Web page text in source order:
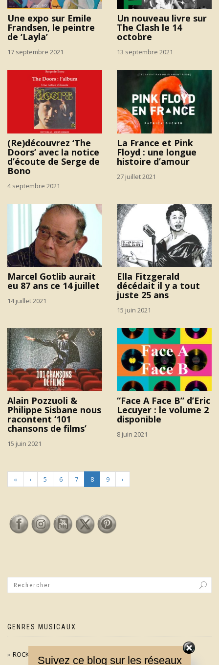
Une expo sur Emile
Frandsen, le peintre
de ‘Layla’
17 septembre 2021
Un nouveau livre sur
The Clash le 14
octobre
13 septembre 2021
(Re)découvrez ‘The
Doors’ avec la notice
d’écoute de Serge de
Bono
4 septembre 2021
La France et Pink
Floyd : une longue
histoire d’amour
27 juillet 2021
Marcel Gotlib aurait
eu 87 ans ce 14 juillet
14 juillet 2021
Ella Fitzgerald
décédait il y a tout
juste 25 ans
15 juin 2021
Alain Pozzuoli &
Philippe Sisbane nous
racontent ‘101
chansons de films’
15 juin 2021
“Face A Face B” d’Eric
Lecuyer : le volume 2
disponible
8 juin 2021
« ‹ 5 6 7 8 9 ›
GENRES MUSICAUX
ROCK / POPSuivez ce blog sur les réseaux